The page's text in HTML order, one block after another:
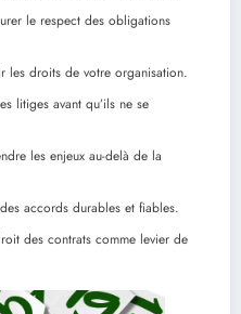
le respect des obligations
les droits de votre organisation.
litiges avant qu’ils ne se
les enjeux au-delà de la
accords durables et fiables.
des contrats comme levier de